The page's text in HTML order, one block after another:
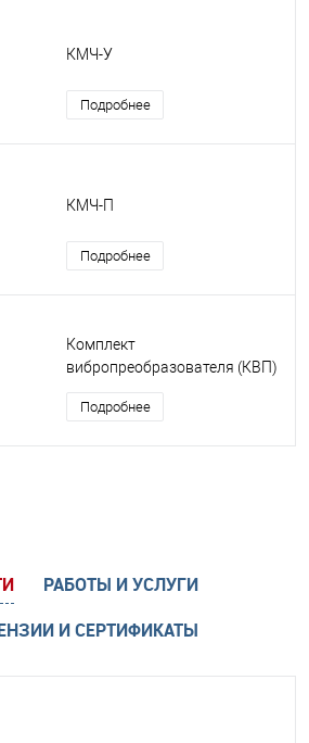
КМЧ-У
Подробнее
КМЧ-П
Подробнее
Комплект
вибропреобразователя (КВП)
Подробнее
РАБОТЫ И УСЛУГИ
И СЕРТИФИКАТЫ